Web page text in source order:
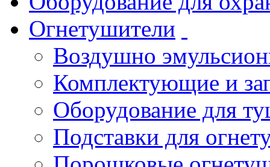
Огнетушители
Воздушно
Комплектующие и
Оборудование для
Подставки для